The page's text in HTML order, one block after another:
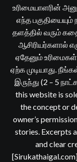
உரிமையாளரின்
எந்த
தளத்தில் வரும்
ஆசிரியர்களால்
ஏதேனும்
ஏற்க முடியாது.
இருந்து (2 – 5
this website is
the concept or
owner’s
stories. Excerpts
and clear